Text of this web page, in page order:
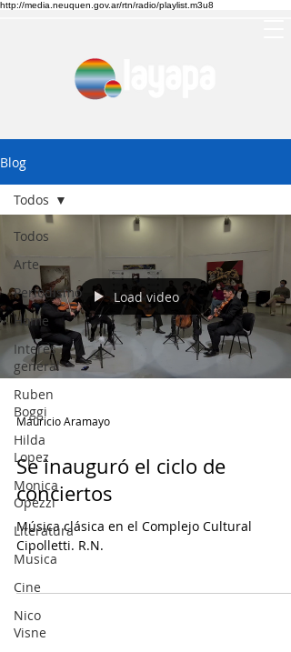
http://media.neuquen.gov.ar/rtn/radio/playlist.m3u8
Blog
Todos
Arte
Periodismo
Home
Interes
general
Ruben
Boggi
Hilda
Lopez
Monica
Opezzi
Literatura
Musica
Cine
Nico
Visne
Todos
Load video
Mauricio Aramayo
Se inauguró el ciclo de
conciertos
Música clásica en el Complejo Cultural
Cipolletti. R.N.